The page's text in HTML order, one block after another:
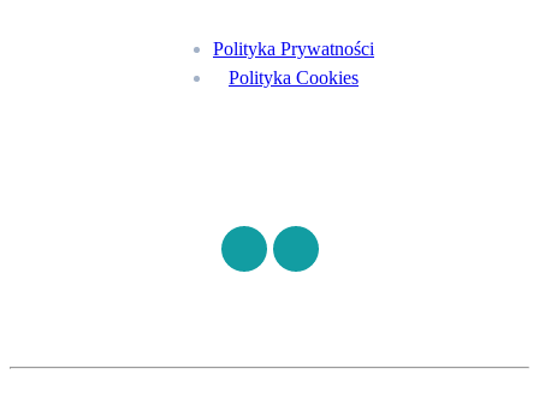
Polityka Prywatności
Polityka Cookies